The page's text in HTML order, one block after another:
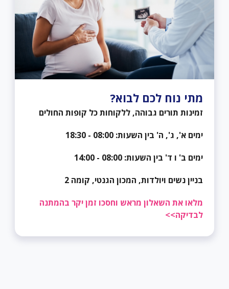
מתי נוח לכם לבוא?
זמינות תורים גבוהה, ללקוחות כל קופות החולים
ימים א', ג', ה' בין השעות: 08:00 - 18:30
ימים ב' ו ד' בין השעות: 08:00 - 14:00
בניין נשים ויולדות, המכון הגנטי, קומה 2
מלאו את השאלון מראש וחסכו זמן יקר בהמתנה
לבדיקה>>